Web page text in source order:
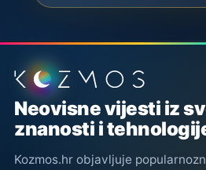
Podnožje stranice
Neovisne vijesti iz
znanosti i
Kozmos.hr objavljuje